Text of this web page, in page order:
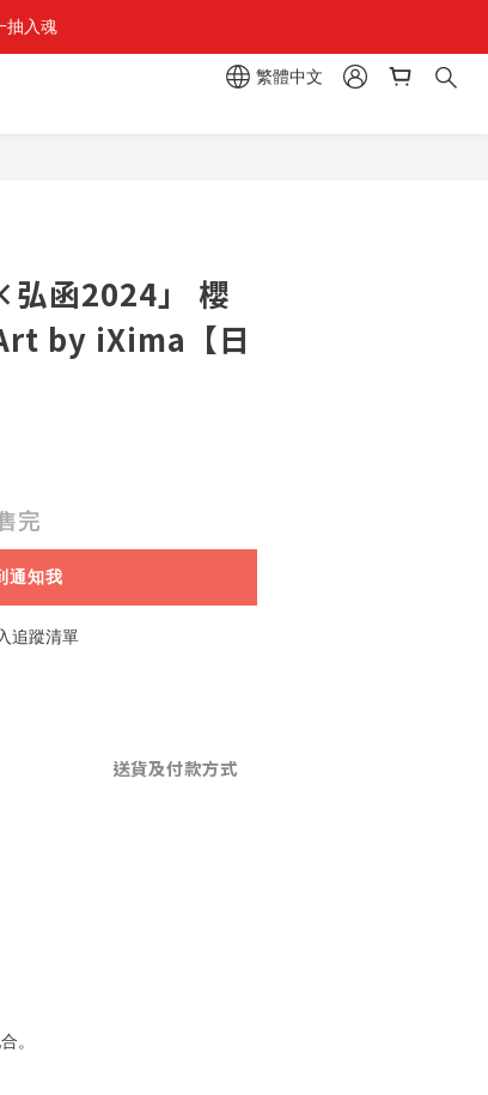
抽入魂
繁體中文
函2024」 櫻
by iXima【日
完
通知我
追蹤清單
送貨及付款方式
。